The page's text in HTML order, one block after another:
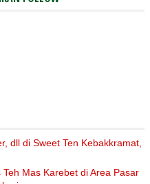
dll di Sweet Ten Kebakkramat,
Mas Karebet di Area Pasar